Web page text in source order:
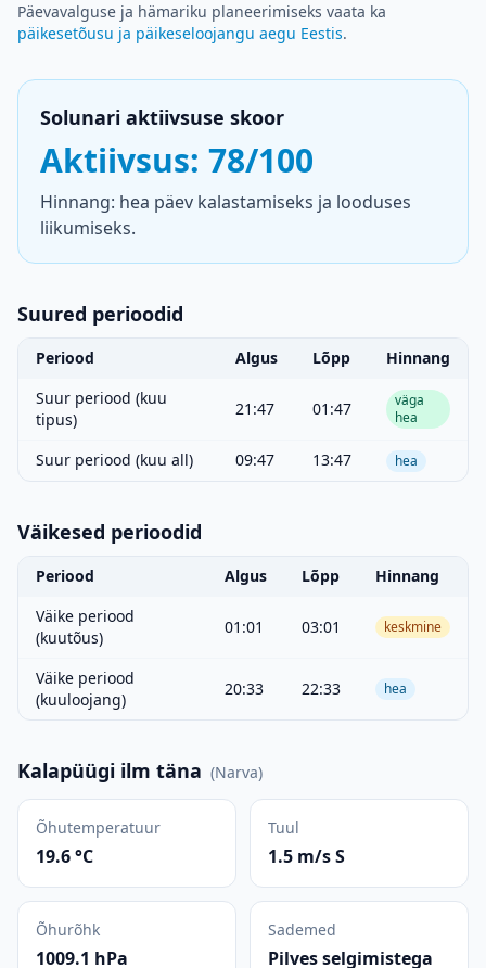
Päevavalguse ja hämariku planeerimiseks vaata ka
päikesetõusu ja päikeseloojangu aegu Eestis.
Solunari aktiivsuse skoor
Aktiivsus: 78/100
Hinnang: hea päev kalastamiseks ja looduses
liikumiseks.
Suured perioodid
Periood Algus Lõpp
Hinnang
Suur periood (kuu
tipus)
21:47 01:47
väga
hea
Suur periood (kuu all) 09:47 13:47 hea
Väikesed perioodid
Periood Algus Lõpp
Hinnang
Väike periood
(kuutõus)
01:01 03:01 keskmine
Väike periood
(kuuloojang)
20:33 22:33 hea
Kalapüügi ilm täna (Narva)
Õhutemperatuur
19.6 °C
Tuul
1.5 m/s S
Õhurõhk
1009.1 hPa
Sademed
Pilves selgimistega